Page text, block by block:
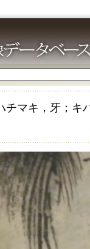
チマキ，牙；キ